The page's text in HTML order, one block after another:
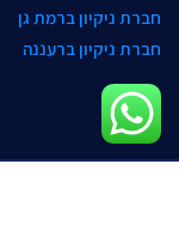
חברת ניקיון ברמת גן
חברת ניקיון ברעננה